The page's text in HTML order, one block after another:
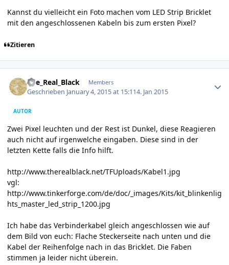
Kannst du vielleicht ein Foto machen vom LED Strip Bricklet
mit den angeschlossenen Kabeln bis zum ersten Pixel?
Zitieren
The_Real_Black Members
Geschrieben January 4, 2015 at 15:114. Jan 2015
AUTOR
Zwei Pixel leuchten und der Rest ist Dunkel, diese Reagieren
auch nicht auf irgenwelche eingaben. Diese sind in der
letzten Kette falls die Info hilft.
http://www.therealblack.net/TFUploads/Kabel1.jpg
vgl:
http://www.tinkerforge.com/de/doc/_images/Kits/kit_blinkenlig
hts_master_led_strip_1200.jpg
Ich habe das Verbinderkabel gleich angeschlossen wie auf
dem Bild von euch: Flache Steckerseite nach unten und die
Kabel der Reihenfolge nach in das Bricklet. Die Faben
stimmen ja leider nicht überein.